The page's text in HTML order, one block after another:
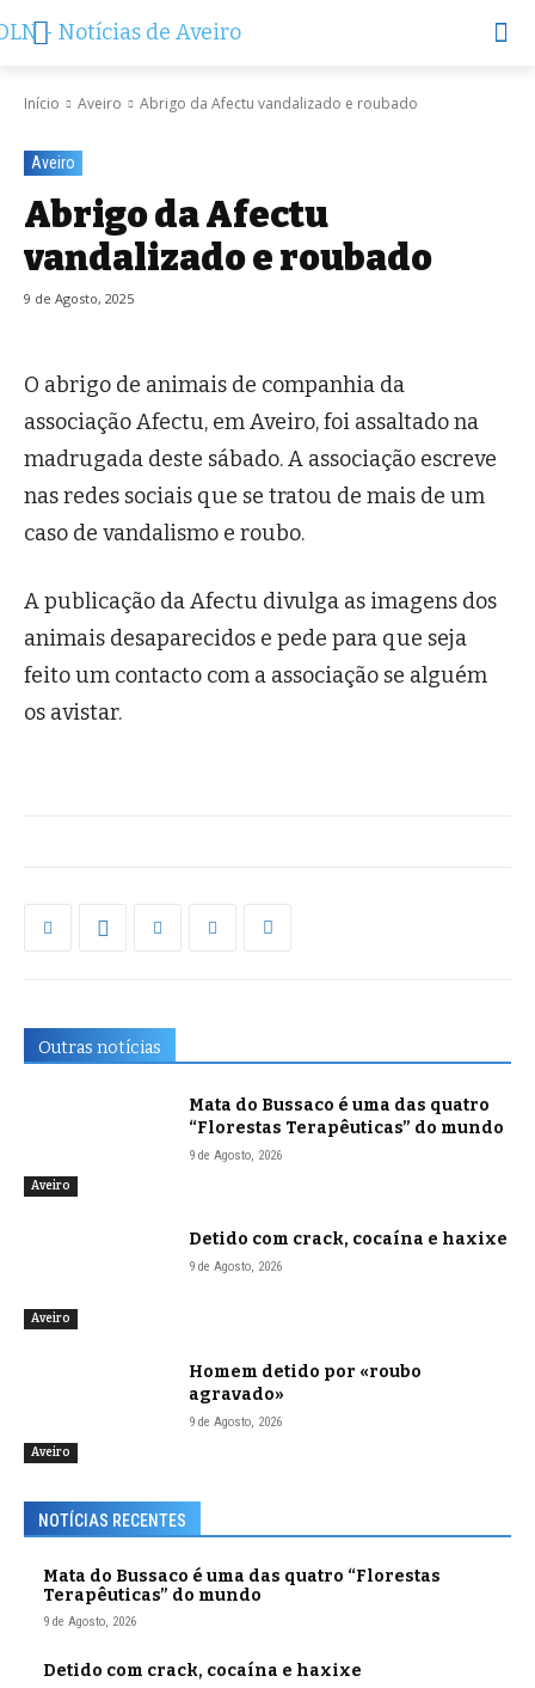
Início Aveiro Abrigo da Afectu vandalizado e roubado
Aveiro
Abrigo da Afectu
vandalizado e roubado
9 de Agosto, 2025
O abrigo de animais de companhia da
associaçãoAfectu, em Aveiro, foi assaltado na
madrugada deste sábado.A associação escreve
nas redes sociais que se tratou de mais de um
caso de vandalismo e roubo.
A publicação daAfectu divulga as imagens dos
animais desaparecidos e pede para que seja
feito um contacto com a associação se alguém
os avistar.
Outras notícias
Aveiro
Mata do Bussaco é uma das quatro
“Florestas Terapêuticas” do mundo
9 de Agosto, 2026
Aveiro
Detido com crack, cocaína e haxixe
9 de Agosto, 2026
Aveiro
Homem detido por «roubo
agravado»
9 de Agosto, 2026
NOTÍCIAS RECENTES
Mata do Bussaco é uma das quatro “Florestas
Terapêuticas” do mundo
9 de Agosto, 2026
Detido com crack, cocaína e haxixe